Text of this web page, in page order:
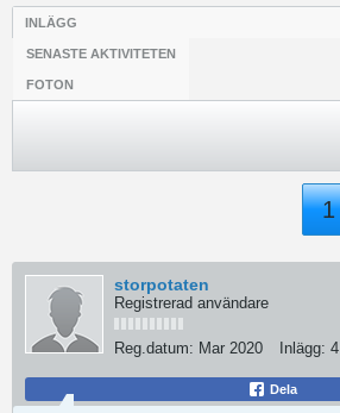
INLÄGG
SENASTE AKTIVITETEN
FOTON
1
storpotaten
Registrerad användare
Reg.datum: Mar 2020 Inlägg: 4
Dela